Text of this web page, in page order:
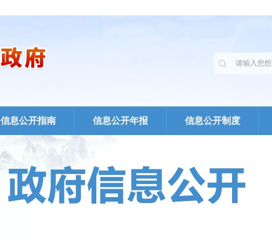
信息公开指南 信息公开年报 信息公开制度